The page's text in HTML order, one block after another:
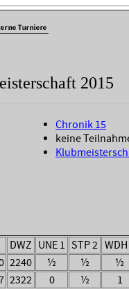
2015
Chronik 15
keine
DWZ UNE 1 STP 2
2240 ½ ½ ½
2322 0 ½ 1